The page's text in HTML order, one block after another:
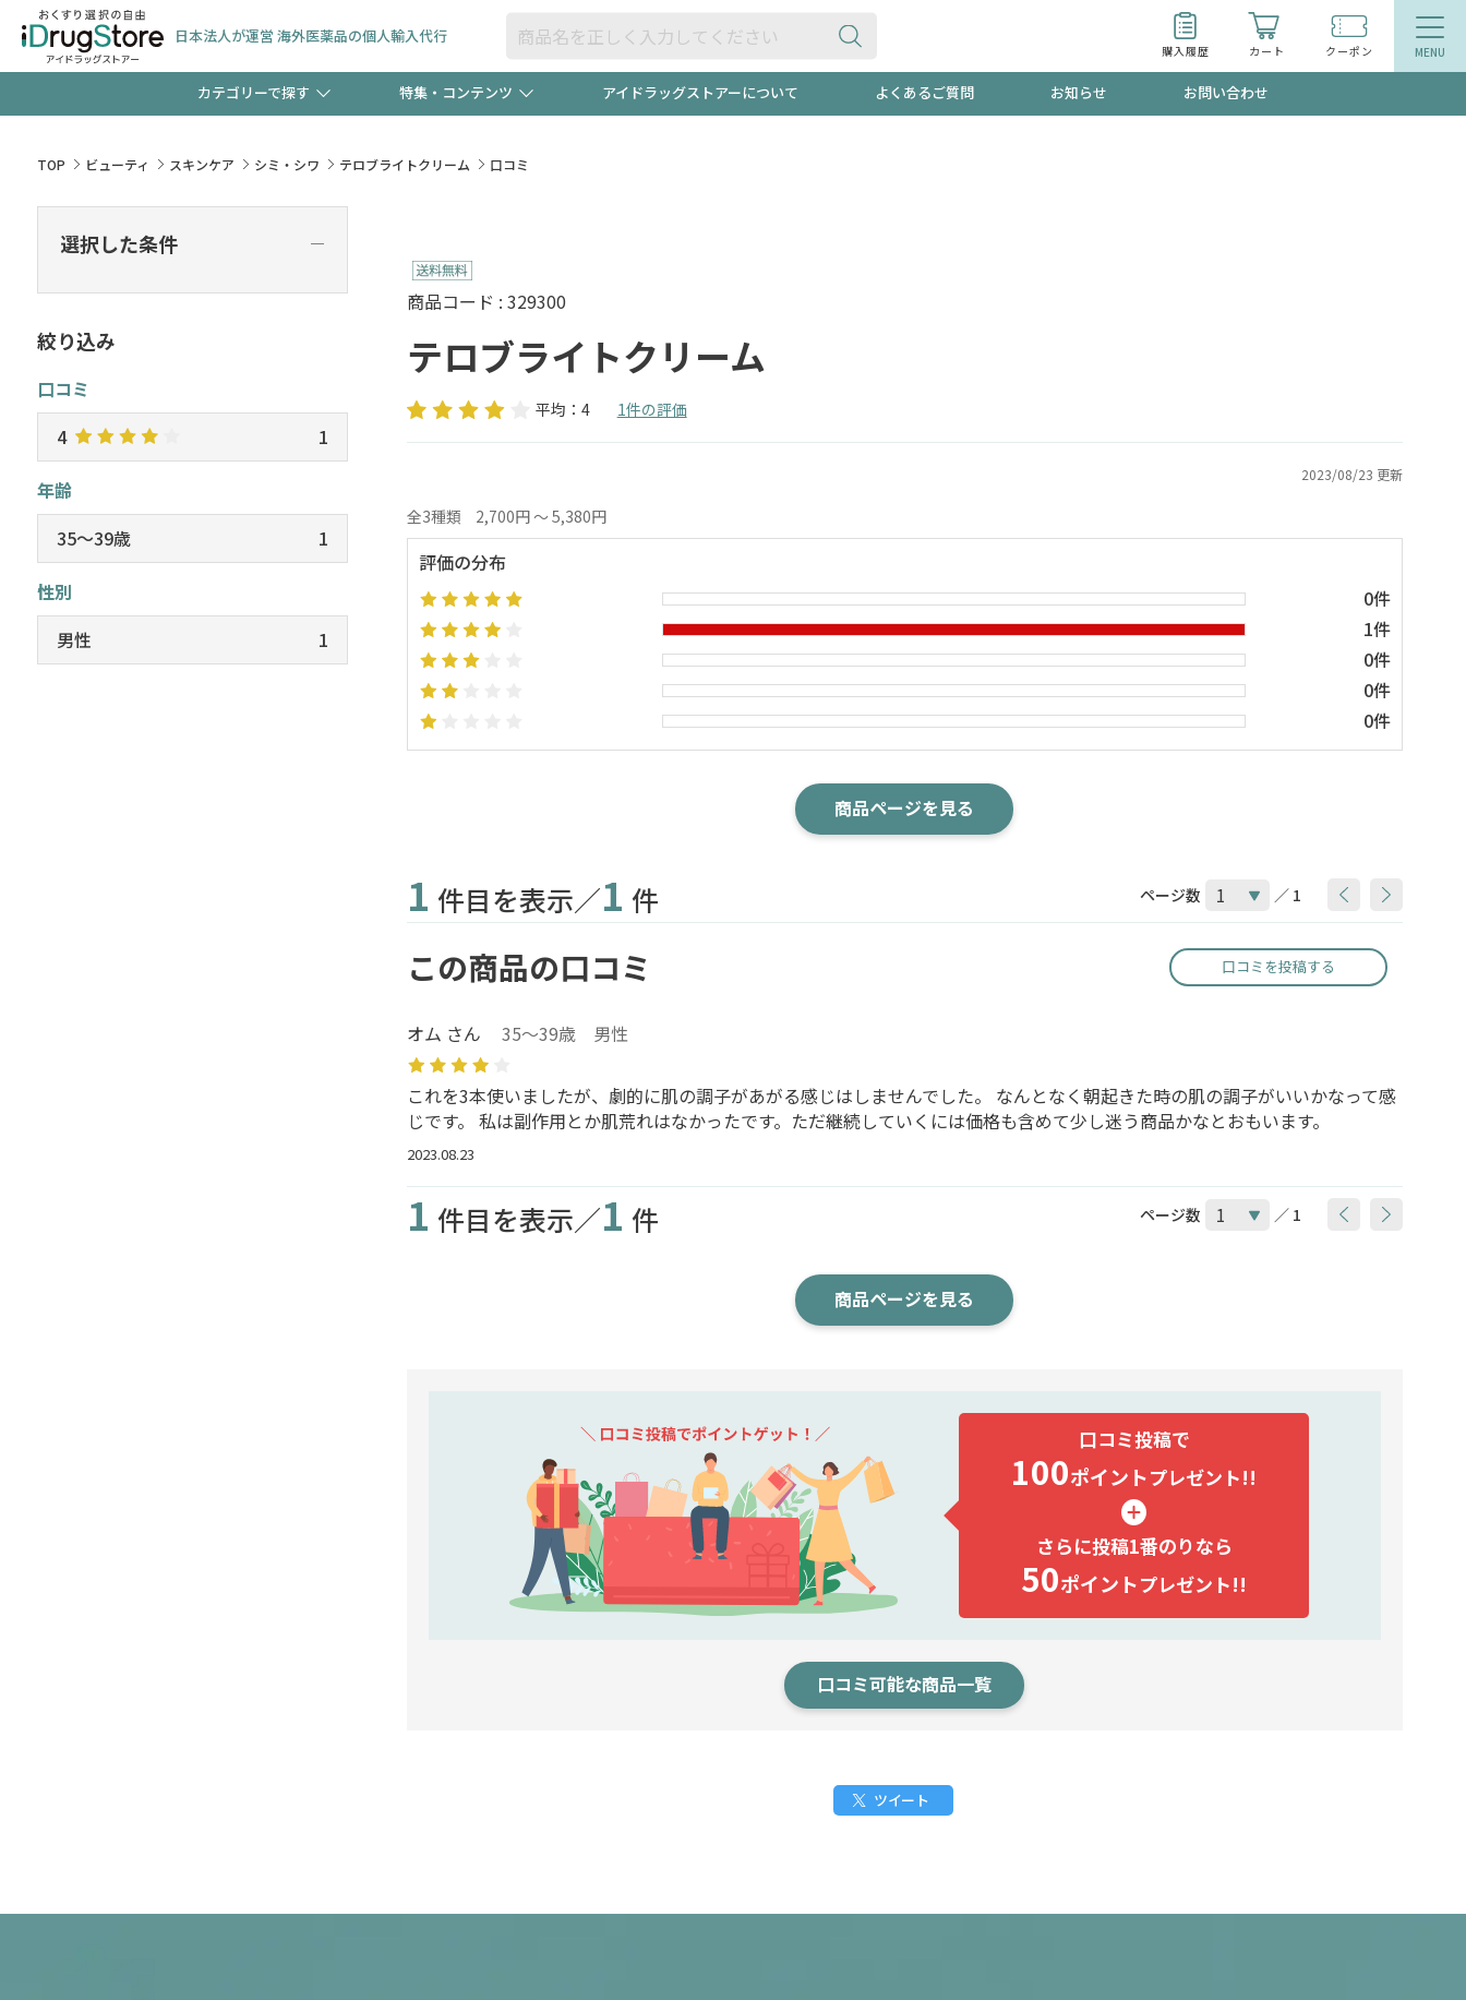
日本法人が運営 海外医薬品の個人輸入代行
購入履歴 カート クーポン
カテゴリーで探す
検査キット ペット用品
特集・コンテンツ
【週末限定】新規会員登録ポイント2倍600円分プレ
極冷メントールで、夏の頭皮ストレスを完全リセッ
当店スタッフが贈る音声プログラム
アイドラッグストアーについて よくあるご質問 お知らせ お問い合わせ
TOP ビューティ スキンケア シミ・シワ テロブライトクリーム 口コミ
商品コード : 329300
テロブライトクリーム
平均：4 1件の評価
2023/08/23 更新
全3種類 2,700円 ～ 5,380円
評価の分布
0件
1件
0件
0件
0件
商品ページを見る
1 件目を表示／1 件 ページ数 ／ 1
この商品の口コミ 口コミを投稿する
オム さん 35～39歳 男性
これを3本使いましたが、劇的に肌の調子があがる感じはしませんでした。 なんとなく朝起きた時の肌の調子がいいかなって感
じです。 私は副作用とか肌荒れはなかったです。ただ継続していくには価格も含めて少し迷う商品かなとおもいます。
2023.08.23
1 件目を表示／1 件 ページ数 ／ 1
商品ページを見る
口コミ投稿で
100ポイントプレゼント!!
さらに投稿1番のりなら
50ポイントプレゼント!!
口コミ可能な商品一覧
ツイート
選択した条件 ―
絞り込み
口コミ
4
1
年齢
35～39歳
1
性別
男性
1